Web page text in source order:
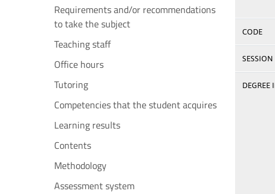
Requirements and/or recommendations
to take the subject
Teaching staff
Office hours
Tutoring
Competencies that the student acquires
Learning results
Contents
Methodology
Assessment system
CODE
SESSION
DEGREE